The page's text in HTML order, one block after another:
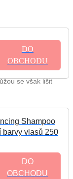
DO
OBCHODU
se však lišit
Shampoo
barvy vlasů 250
DO
OBCHODU